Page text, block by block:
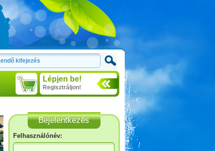
Lépjen be!
Regisztráljon!
Bejelentkezés
Felhasználónév: